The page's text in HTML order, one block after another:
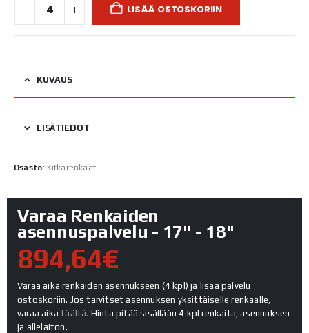
LISÄÄ OSTOSKORIIN
KUVAUS
LISÄTIEDOT
Osasto: Kitkarenkaat
Varaa Renkaiden
asennuspalvelu - 17" - 18"
894,64€
Varaa aika renkaiden asennukseen (4 kpl) ja lisää palvelu
ostoskoriin. Jos tarvitset asennuksen yksittäiselle renkaalle,
varaa aikatäältä. Hinta pitää sisällään 4 kpl renkaita, asennuksen
ja allelaiton.